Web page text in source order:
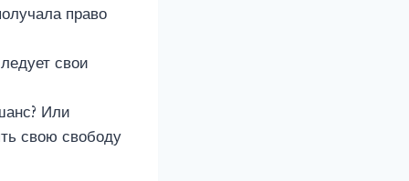
право
свои
Или
свою свободу